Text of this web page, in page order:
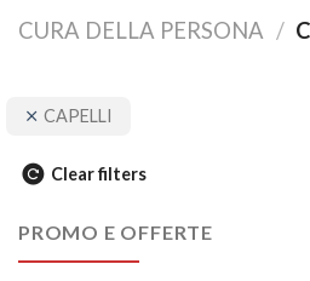
CURA DELLA PERSONA /
CAPELLI
Clear filters
PROMO E OFFERTE